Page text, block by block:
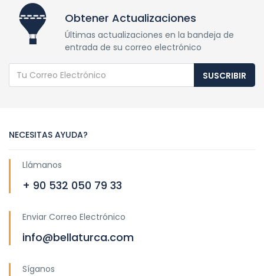
Obtener Actualizaciones
Últimas actualizaciones en la bandeja de
entrada de su correo electrónico
SUSCRIBIR
NECESITAS AYUDA?
Llámanos
+ 90 532 050 79 33
Enviar Correo Electrónico
info@bellaturca.com
Síganos